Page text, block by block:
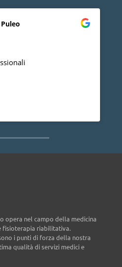
opera nel campo della medicina
fisioterapia riabilitativa.
i punti di forza della nostra
qualità di servizi medici e